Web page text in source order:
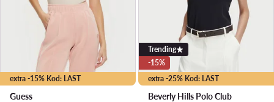
extra -15% Kod: LAST
Guess
extra -25% Kod: LAST
Trending
-15%
Beverly Hills Polo Club